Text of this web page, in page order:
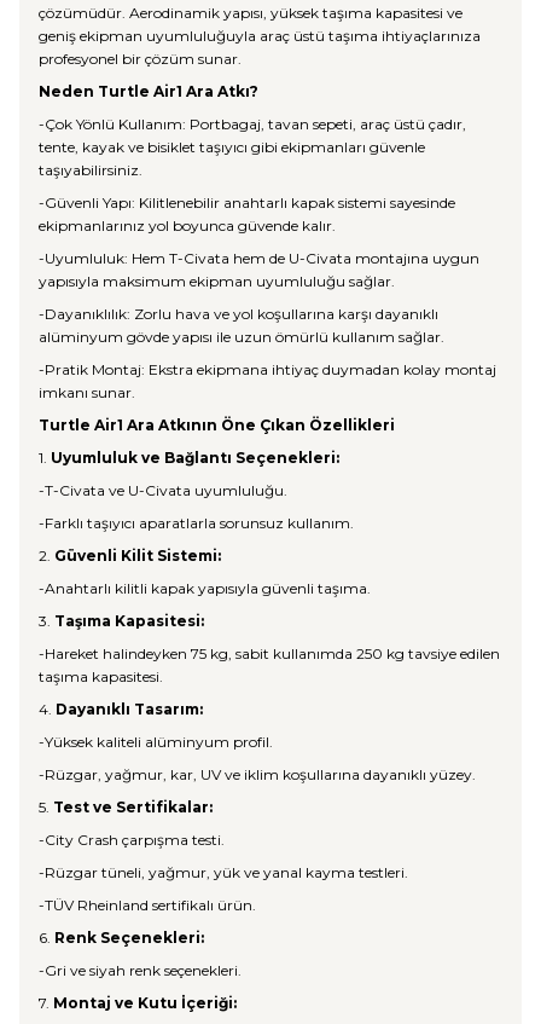
çözümüdür. Aerodinamik yapısı, yüksek taşıma kapasitesi ve
geniş ekipman uyumluluğuyla araç üstü taşıma ihtiyaçlarınıza
profesyonel bir çözüm sunar.
Neden Turtle Air1 Ara Atkı?
-Çok Yönlü Kullanım: Portbagaj, tavan sepeti, araç üstü çadır,
tente, kayak ve bisiklet taşıyıcı gibi ekipmanları güvenle
taşıyabilirsiniz.
-Güvenli Yapı: Kilitlenebilir anahtarlı kapak sistemi sayesinde
ekipmanlarınız yol boyunca güvende kalır.
-Uyumluluk: Hem T-Civata hem de U-Civata montajına uygun
yapısıyla maksimum ekipman uyumluluğu sağlar.
-Dayanıklılık: Zorlu hava ve yol koşullarına karşı dayanıklı
alüminyum gövde yapısı ile uzun ömürlü kullanım sağlar.
-Pratik Montaj: Ekstra ekipmana ihtiyaç duymadan kolay montaj
imkanı sunar.
Turtle Air1 Ara Atkının Öne Çıkan Özellikleri
1. Uyumluluk ve Bağlantı Seçenekleri:
-T-Civata ve U-Civata uyumluluğu.
-Farklı taşıyıcı aparatlarla sorunsuz kullanım.
2. Güvenli Kilit Sistemi:
-Anahtarlı kilitli kapak yapısıyla güvenli taşıma.
3. Taşıma Kapasitesi:
-Hareket halindeyken 75 kg, sabit kullanımda 250 kg tavsiye edilen
taşıma kapasitesi.
4. Dayanıklı Tasarım:
-Yüksek kaliteli alüminyum profil.
-Rüzgar, yağmur, kar, UV ve iklim koşullarına dayanıklı yüzey.
5. Test ve Sertifikalar:
-City Crash çarpışma testi.
-Rüzgar tüneli, yağmur, yük ve yanal kayma testleri.
-TÜV Rheinland sertifikalı ürün.
6. Renk Seçenekleri:
-Gri ve siyah renk seçenekleri.
7. Montaj ve Kutu İçeriği: